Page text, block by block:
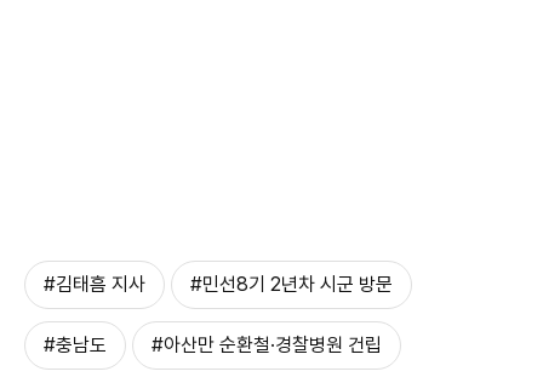
#김태흠 지사 #민선8기 2년차 시군 방문
#충남도 #아산만 순환철·경찰병원 건립